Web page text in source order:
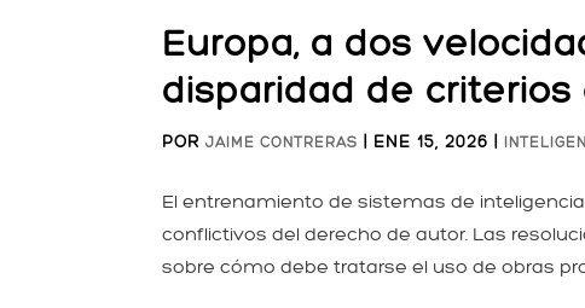
Europa, a dos
disparidad de
PORJAIME CONTRERAS ENE 15, 2026 |
El entrenamiento de sistemas de
conflictivos del derecho de autor. Las
sobre cómo debe tratarse el uso de obras